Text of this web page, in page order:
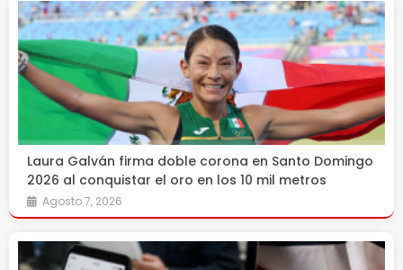
Laura Galván firma doble corona en Santo Domingo
2026 al conquistar el oro en los 10 mil metros
Agosto 7, 2026